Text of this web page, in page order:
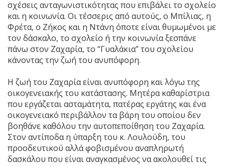
σχέσεις ανταγωνιστικότητας που επιβάλει το σχολείο
και η κοινωνία. Οι τέσσερις από αυτούς, ο Μπίλιας, η
Φρέτα, ο Ζήκος και η Ντάνη όποτε είναι θυμωμένοι με
τον δάσκαλο, το σχολείο ή την κοινωνία ξεσπάνε
πάνω στον Ζαχαρία, το “Γυαλάκια” του σχολείου
κάνοντας την ζωή του ανυπόφορη.
Η ζωή του Ζαχαρία είναι ανυπόφορη και λόγω της
οικογενειακής του κατάστασης. Μητέρα καθαρίστρια
που εργάζεται ασταμάτητα, πατέρας εργάτης και ένα
οικογενειακό περιβάλλον τα βάρη του οποίου δεν
βοηθάνε καθόλου την αυτοπεποίθηση του Ζαχαρία.
Στον αντίποδα η ύπαρξη του κ. Λουλούδη, του
προοδευτικού αλλά φοβισμένου αναπληρωτή
δασκάλου που είναι αναγκασμένος να ακολουθεί τις